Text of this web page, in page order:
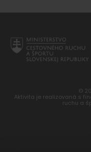
©
Aktivita je realizovaná s
ruchu a